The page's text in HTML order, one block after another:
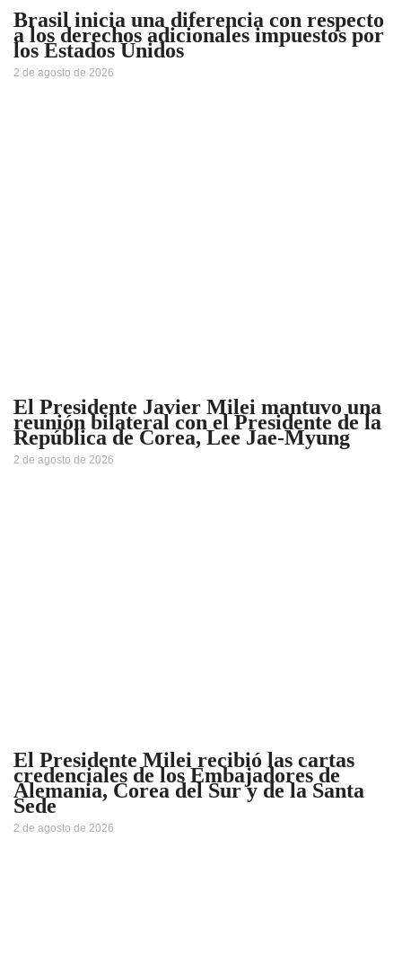
Brasil inicia una diferencia con respecto
a los derechos adicionales impuestos por
los Estados Unidos
2 de agosto de 2026
El Presidente Javier Milei mantuvo una
reunión bilateral con el Presidente de la
República de Corea, Lee Jae-Myung
2 de agosto de 2026
El Presidente Milei recibió las cartas
credenciales de los Embajadores de
Alemania, Corea del Sur y de la Santa
Sede
2 de agosto de 2026